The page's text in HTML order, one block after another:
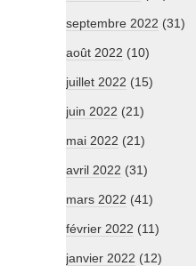
septembre 2022 (31)
août 2022 (10)
juillet 2022 (15)
juin 2022 (21)
mai 2022 (21)
avril 2022 (31)
mars 2022 (41)
février 2022 (11)
janvier 2022 (12)